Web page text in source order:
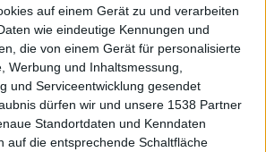
auf einem Gerät zu und verarbeiten
wie eindeutige Kennungen und
die von einem Gerät für personalisierte
Werbung und Inhaltsmessung,
und Serviceentwicklung gesendet
dürfen wir und unsere 1538 Partner
Standortdaten und Kenndaten
auf die entsprechende Schaltfläche